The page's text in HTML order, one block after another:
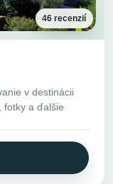
46 recenzií
v destinácii
fotky a ďalšie